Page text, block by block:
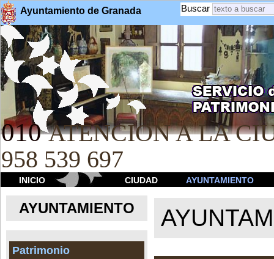
Ayuntamiento de Granada Buscar
010 ATENCION A LA
958 539 697
INICIO CIUDAD AYUNTAMIENTO
AYUNTAMIENTO
Patrimonio